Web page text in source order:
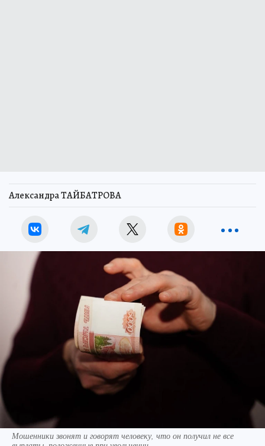
Александра ТАЙБАТРОВА
Мошенники звонят и говорят человеку, что он получил не все